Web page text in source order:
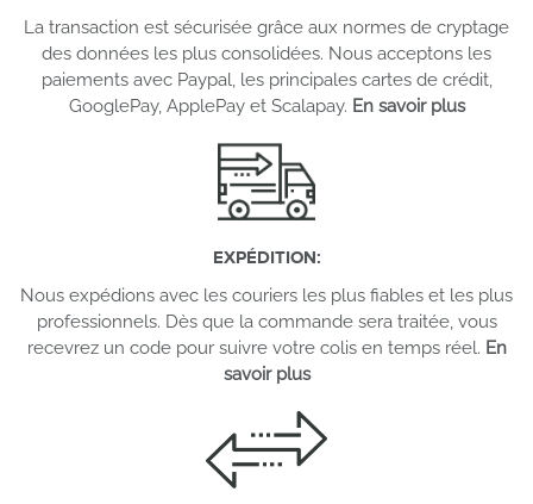
La transaction est sécurisée grâce aux normes de cryptage
des données les plus consolidées. Nous acceptons les
paiements avec Paypal, les principales cartes de crédit,
GooglePay, ApplePay et Scalapay. En savoir plus
EXPÉDITION:
Nous expédions avec les couriers les plus fiables et les plus
professionnels. Dès que la commande sera traitée, vous
recevrez un code pour suivre votre colis en temps réel. En
savoir plus